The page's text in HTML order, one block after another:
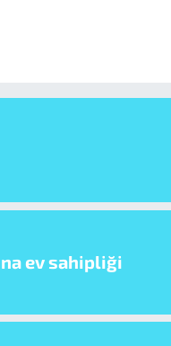
ev sahipliği